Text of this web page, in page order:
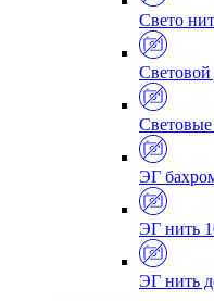
Свето
Световой
Световые
ЭГ
ЭГ нить
ЭГ нить